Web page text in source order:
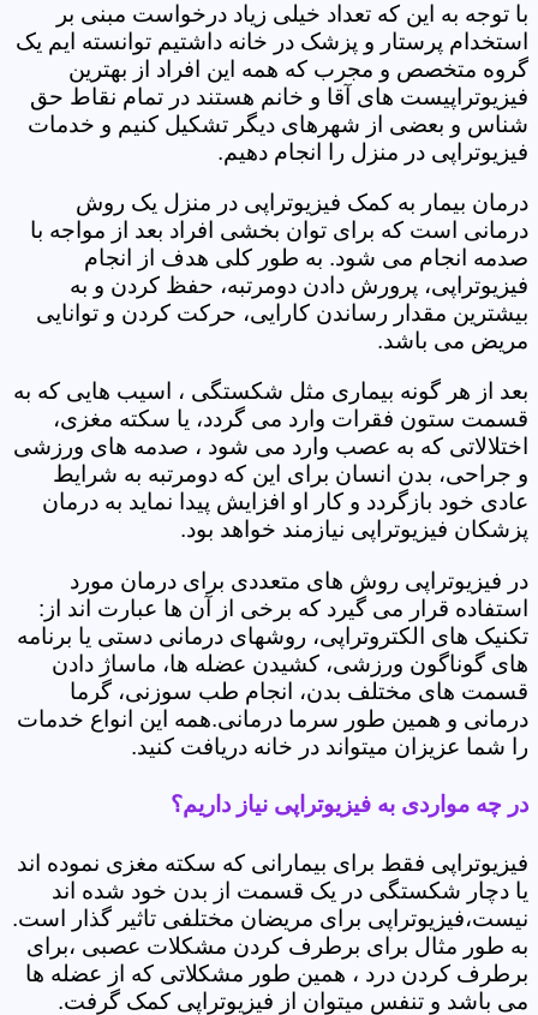
با توجه به این که تعداد خیلی زیاد درخواست مبنی بر
استخدام پرستار و پزشک در خانه داشتیم توانسته ایم یک
گروه متخصص و مجرب که همه این افراد از بهترین
فیزیوتراپیست های آقا و خانم هستند در تمام نقاط حق
شناس و بعضی از شهرهای دیگر تشکیل کنیم و خدمات
فیزیوتراپی در منزل را انجام دهیم.
درمان بیمار به کمک فیزیوتراپی در منزل یک روش
درمانی است که برای توان بخشی افراد بعد از مواجه با
صدمه انجام می شود. به طور کلی هدف از انجام
فیزیوتراپی، پرورش دادن دومرتبه، حفظ کردن و به
بیشترین مقدار رساندن کارایی، حرکت کردن و توانایی
مریض می باشد.
بعد از هر گونه بیماری مثل شکستگی ، اسیب هایی که به
قسمت ستون فقرات وارد می گردد، یا سکته مغزی،
اختلالاتی که به عصب وارد می شود ، صدمه های ورزشی
و جراحی، بدن انسان برای این که دومرتبه به شرایط
عادی خود بازگردد و کار او افزایش پیدا نماید به درمان
پزشکان فیزیوتراپی نیازمند خواهد بود.
در فیزیوتراپی روش های متعددی برای درمان مورد
استفاده قرار می گیرد که برخی از آن ها عبارت اند از:
تکنیک های الکتروتراپی، روشهای درمانی دستی یا برنامه
های گوناگون ورزشی، کشیدن عضله ها، ماساژ دادن
قسمت های مختلف بدن، انجام طب سوزنی، گرما
درمانی و همین طور سرما درمانی.همه این انواع خدمات
را شما عزیزان میتواند در خانه دریافت کنید.
در چه مواردی به فیزیوتراپی نیاز داریم؟
فیزیوتراپی فقط برای بیمارانی که سکته مغزی نموده اند
یا دچار شکستگی در یک قسمت از بدن خود شده اند
نیست،فیزیوتراپی برای مریضان مختلفی تاثیر گذار است.
به طور مثال برای برطرف کردن مشکلات عصبی ،برای
برطرف کردن درد ، همین طور مشکلاتی که از عضله ها
می باشد و تنفس میتوان از فیزیوتراپی کمک گرفت.